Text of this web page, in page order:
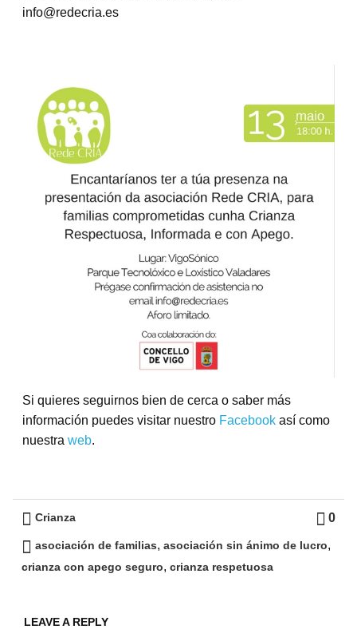
info@redecria.es
Si quieres seguirnos bien de cerca o saber más
información puedes visitar nuestro Facebook así como
nuestra web.
0
Crianza
asociación de familias,asociación sin ánimo de lucro,
crianza con apego seguro,crianza respetuosa
LEAVE A REPLY